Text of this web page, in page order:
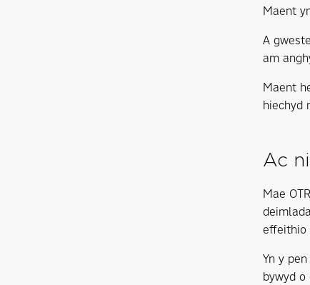
Maent
A
am
Maent
hiechyd
Ac
Mae
effeithio
Yn y
bywyd